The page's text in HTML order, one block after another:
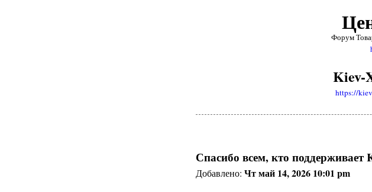
Форум
Kiev-
https://
Спасибо всем, кто поддерживает
Добавлено:Чт май 14, 2026 10:01 pm